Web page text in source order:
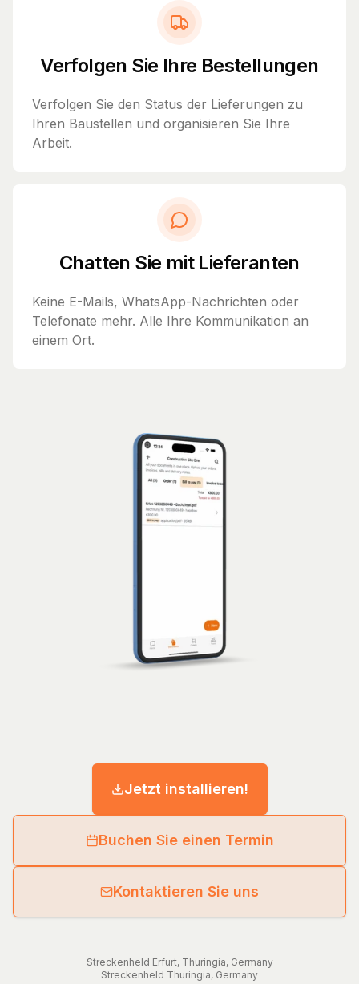
Verfolgen Sie Ihre Bestellungen
Verfolgen Sie den Status der Lieferungen zu
Ihren Baustellen und organisieren Sie Ihre
Arbeit.
Chatten Sie mit Lieferanten
Keine E-Mails, WhatsApp-Nachrichten oder
Telefonate mehr. Alle Ihre Kommunikation an
einem Ort.
Jetzt installieren!
Buchen Sie einen Termin
Kontaktieren Sie uns
Streckenheld Erfurt, Thuringia, Germany
Streckenheld Thuringia, Germany